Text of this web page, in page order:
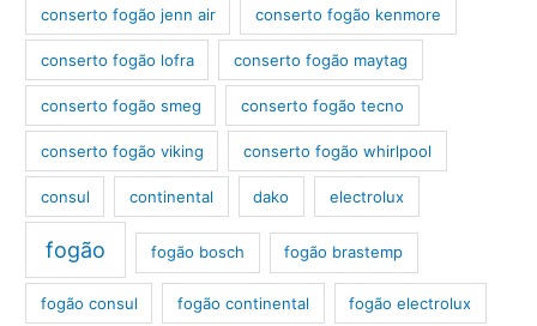
conserto fogão jenn air conserto fogão kenmore
conserto fogão lofra conserto fogão maytag
conserto fogão smeg conserto fogão tecno
conserto fogão viking conserto fogão whirlpool
consul continental dako electrolux
fogão fogão bosch fogão brastemp
fogão consul fogão continental fogão electrolux